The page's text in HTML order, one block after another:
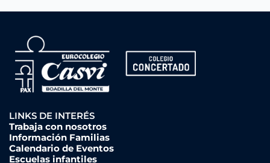
LINKS DE INTERÉS
Trabaja con nosotros
Información Familias
Calendario de Eventos
Escuelas infantiles